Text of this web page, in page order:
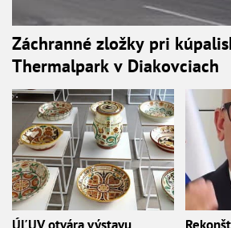
Záchranné zložky pri
Thermalpark v Diakovciach